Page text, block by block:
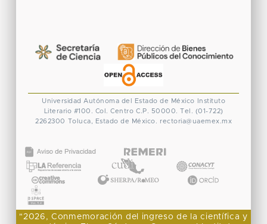
Universidad Autónoma del Estado de México
Instituto
Literario #100. Col. Centro C.P. 50000. Tel. (01-722)
2262300 Toluca, Estado de México. rectoria@uaemex.mx
"2026, Conmemoración del ingreso de la científica y